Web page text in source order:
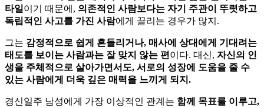
타일 이기 때문에, 의존적인 사람보다는 자기 주관이 뚜렷하고
독립적인 사고를 가진 사람에게 끌리는 경우가 많지.
그는 감정적으로 쉽게 흔들리거나, 매사에 상대에게 기대려는
태도를 보이는 사람과는 잘 맞지 않는 편 이다. 대신, 자신의 인
생을 주체적으로 살아가면서도, 서로의 성장에 도움을 줄 수
있는 사람에게 더욱 깊은 매력을 느끼게 되지.
경신일주 남성에게 가장 이상적인 관계는 함께 목표를 이루고,